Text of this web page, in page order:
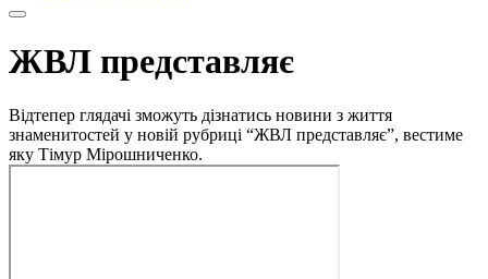
ЖВЛ представляє
Відтепер глядачі зможуть дізнатись новини з життя
знаменитостей у новій рубриці “ЖВЛ представляє”, вестиме
яку Тімур Мірошниченко.